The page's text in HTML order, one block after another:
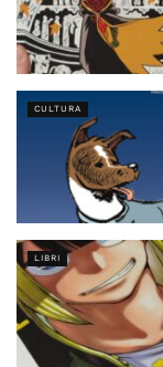
CULTURA
LIBRI